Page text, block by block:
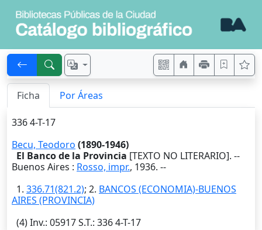
Ficha Por Áreas
336 4-T-17
Becu, Teodoro (1890-1946)
El Banco de la Provincia [TEXTO NO LITERARIO]. --
Buenos Aires : Rosso, impr., 1936. --
1. 336.71(821.2); 2. BANCOS (ECONOMIA)-BUENOS
AIRES (PROVINCIA)
(4)Inv.: 05917S.T.: 336 4-T-17